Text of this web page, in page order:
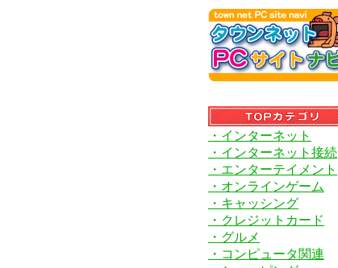
・インターネット
・インターネット接続
・エンターテイメント
・オンラインゲーム
・キャッシング
・クレジットカード
・グルメ
・コンピュータ関連